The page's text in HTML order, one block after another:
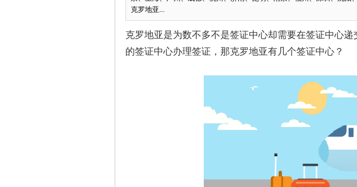
克罗地亚...
克罗地亚是为数不多不是签证中心却需要在签证中心
的签证中心办理签证，那克罗地亚有几个签证中心？